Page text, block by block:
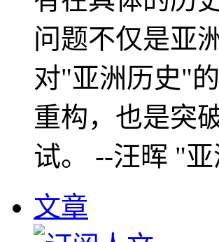
问题不仅是亚
对"亚洲历史"
重构，也是突
试。 --汪晖 "
文章